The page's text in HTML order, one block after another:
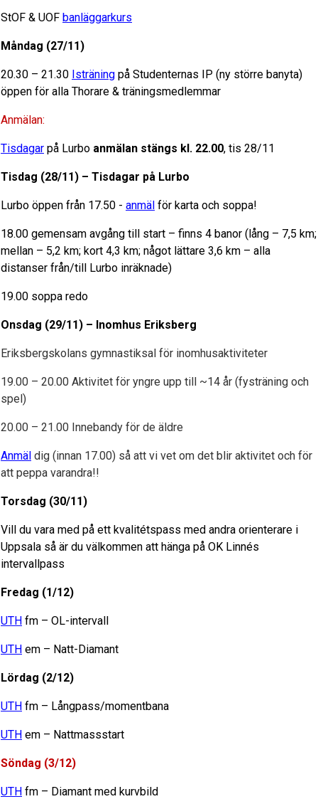
StOF & UOF banläggarkurs
Måndag (27/11)
20.30 – 21.30 Isträning på Studenternas IP (ny större banyta)
öppen för alla Thorare & träningsmedlemmar
Anmälan:
Tisdagar på Lurbo anmälan stängs kl. 22.00, tis 28/11
Tisdag (28/11) – Tisdagar på Lurbo
Lurbo öppen från 17.50 - anmäl för karta och soppa!
18.00 gemensam avgång till start – finns 4 banor (lång – 7,5 km;
mellan – 5,2 km; kort 4,3 km; något lättare 3,6 km – alla
distanser från/till Lurbo inräknade)
19.00 soppa redo
Onsdag (29/11) – Inomhus Eriksberg
Eriksbergskolans gymnastiksal för inomhusaktiviteter
19.00 – 20.00 Aktivitet för yngre upp till ~14 år (fysträning och
spel)
20.00 – 21.00 Innebandy för de äldre
Anmäl dig (innan 17.00) så att vi vet om det blir aktivitet och för
att peppa varandra!!
Torsdag (30/11)
Vill du vara med på ett kvalitétspass med andra orienterare i
Uppsala så är du välkommen att hänga på OK Linnés
intervallpass
Fredag (1/12)
UTH fm – OL-intervall
UTH em – Natt-Diamant
Lördag (2/12)
UTH fm – Långpass/momentbana
UTH em – Nattmassstart
Söndag (3/12)
UTH fm – Diamant med kurvbild